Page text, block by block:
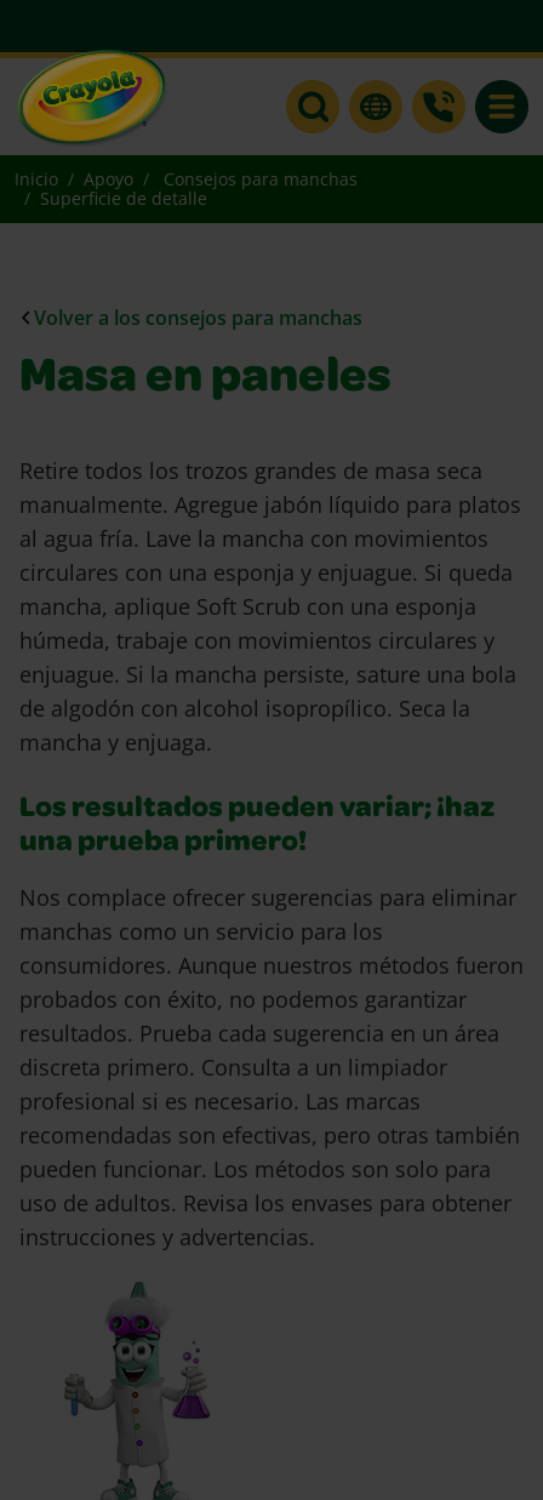
Inicio Apoyo
Consejos para manchas
Superficie de detalle
Volver a los consejos para manchas
Masa en paneles
Retire todos los trozos grandes de masa seca
manualmente. Agregue jabón líquido para platos
al agua fría. Lave la mancha con movimientos
circulares con una esponja y enjuague. Si queda
mancha, aplique Soft Scrub con una esponja
húmeda, trabaje con movimientos circulares y
enjuague. Si la mancha persiste, sature una bola
de algodón con alcohol isopropílico. Seca la
mancha y enjuaga.
Los resultados pueden variar; ¡haz
una prueba primero!
Nos complace ofrecer sugerencias para eliminar
manchas como un servicio para los
consumidores. Aunque nuestros métodos fueron
probados con éxito, no podemos garantizar
resultados. Prueba cada sugerencia en un área
discreta primero. Consulta a un limpiador
profesional si es necesario. Las marcas
recomendadas son efectivas, pero otras también
pueden funcionar. Los métodos son solo para
uso de adultos. Revisa los envases para obtener
instrucciones y advertencias.